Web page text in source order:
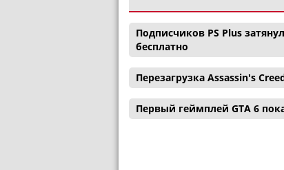
Подписчиков PS Plus
бесплатно
Перезагрузка Assassin's
Первый геймплей GTA 6